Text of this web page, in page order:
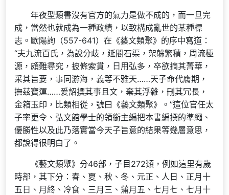
年夜型類書沒有官方的氣力是做不成的，而一旦完
成，當然也就成為一種政績，以致構成亂世的某種標
志。歐陽詢（557-641）在《藝文類聚》的序中寫道：
“夫九流百氏，為說分歧，延閣石渠，架躲繁積，周流極
源，頗難尋究，披條索貫，日用弘多，卒欲摘其菁華，
采其旨要，事同游海，義等不雅天……天子命代膺期，
撫茲寶運……爰詔撰其事且文，棄其浮雜，刪其冗長，
金箱玉印，比類相從，號曰《藝文類聚》。”這位官任太
子率更令、弘文館學士的領銜主編把本書編撰的準繩、
優勝性以及此乃落實當今天子旨意的結果等幾層意思，
都說得很明白了。
《藝文類聚》分46部，子目272類，例如這里有歲
時部，其下分：春、夏、秋、冬、元正、人日、正月十
五日、月終、冷食、三月三、蒲月五、七月七、七月十